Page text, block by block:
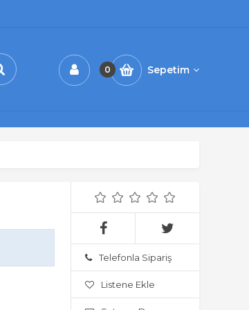
0 Sepetim
Telefonla Sipariş
Listene Ekle